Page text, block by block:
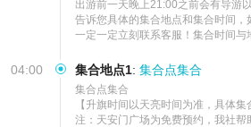
出游前一天晚上21:00之前会有导游
告诉您具体的集合地点和集合时间
一定一定立刻联系客服！集合时间与
04:00 集合地点1: 集合点集合
集合点集合
【升旗时间以天亮时间为准，具体
注：天安门广场为免费预约，我社